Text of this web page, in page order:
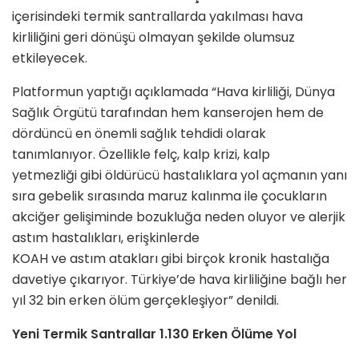
içerisindeki termik santrallarda yakılması hava
kirliliğini geri dönüşü olmayan şekilde olumsuz
etkileyecek.
Platformun yaptığı açıklamada “Hava kirliliği, Dünya
Sağlık Örgütü tarafından hem kanserojen hem de
dördüncü en önemli sağlık tehdidi olarak
tanımlanıyor. Özellikle felç, kalp krizi, kalp
yetmezliği gibi öldürücü hastalıklara yol açmanın yanı
sıra gebelik sırasında maruz kalınma ile çocukların
akciğer gelişiminde bozukluğa neden oluyor ve alerjik
astım hastalıkları, erişkinlerde
KOAH ve astım atakları gibi birçok kronik hastalığa
davetiye çıkarıyor. Türkiye’de hava kirliliğine bağlı her
yıl 32 bin erken ölüm gerçekleşiyor” denildi.
Yeni Termik Santrallar 1.130 Erken Ölüme Yol